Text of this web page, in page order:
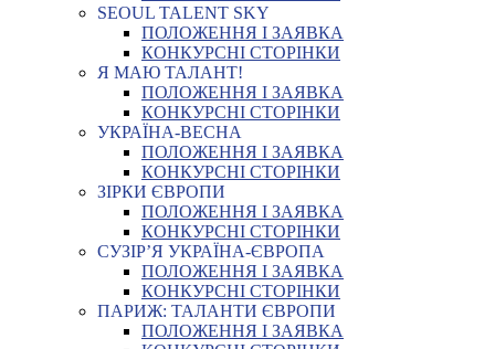
SEOUL TALENT SKY
ПОЛОЖЕННЯ І ЗАЯВКА
КОНКУРСНІ СТОРІНКИ
Я МАЮ ТАЛАНТ!
ПОЛОЖЕННЯ І ЗАЯВКА
КОНКУРСНІ СТОРІНКИ
УКРАЇНА-ВЕСНА
ПОЛОЖЕННЯ І ЗАЯВКА
КОНКУРСНІ СТОРІНКИ
ЗІРКИ ЄВРОПИ
ПОЛОЖЕННЯ І ЗАЯВКА
КОНКУРСНІ СТОРІНКИ
СУЗІР’Я УКРАЇНА-ЄВРОПА
ПОЛОЖЕННЯ І ЗАЯВКА
КОНКУРСНІ СТОРІНКИ
ПАРИЖ: ТАЛАНТИ ЄВРОПИ
ПОЛОЖЕННЯ І ЗАЯВКА